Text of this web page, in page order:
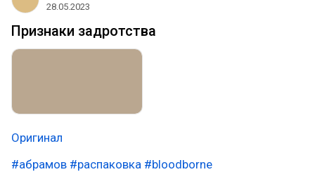
28.05.2023
Признаки задротства
Оригинал
#абрамов #распаковка #bloodborne